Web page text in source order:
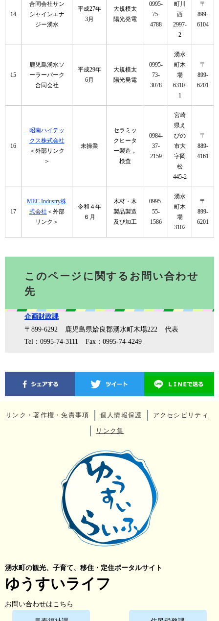
14
合同会社サン
シャインエナ
ジー湧水
平成27年
3月
大規模太
陽光発電
0995-
75-
4788
町川
西
2997-
2
〒
899-
6104
15
鹿児島湧水ソ
ーラーパーク
合同会社
平成29年
6月
大規模太
陽光発電
0995-
73-
3078
湧水
町木
場
6310-
1
〒
899-
6201
16
昭南ハイテッ
クス株式会社
＜外部リンク
＞
未操業
セラミッ
クヒータ
ー製造，
検査
0984-
37-
2159
宮崎
県え
びの
市大
字岡
松
445-2
〒
889-
4161
17
MEC Industry株
式会社 ＜外部
リンク＞
令和４年
６月
木材・木
製品製造
及び加工
0995-
55-
1586
湧水
町木
場
3102
〒
899-
6201
このページに関するお問い合わせ
先
企画財政課
〒899-6292
鹿児島県姶良郡湧水町木場222
代表
Tel：0995-74-3111
Fax：0995-74-4249
リンク・著作権・免責事項 個人情報保護 アクセシビリティ
リンク集
湧水町の観光、子育て、移住・定住ポータルサイト
ゆうすいライフ
お問い合わせはこちら